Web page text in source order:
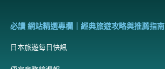
必讀 網站精選專欄｜經典旅遊攻略與推薦指南
日本旅遊每日快訊